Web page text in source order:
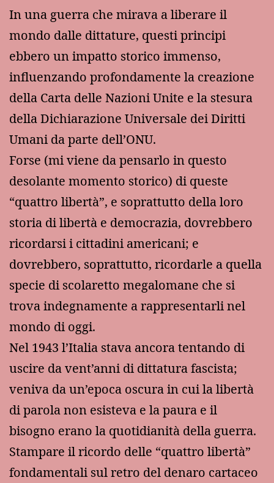
In una guerra che mirava a liberare il
mondo dalle dittature, questi principi
ebbero un impatto storico immenso,
influenzando profondamente la creazione
della Carta delle Nazioni Unite e la stesura
della Dichiarazione Universale dei Diritti
Umani da parte dell’ONU.
Forse (mi viene da pensarlo in questo
desolante momento storico) di queste
“quattro libertà”, e soprattutto della loro
storia di libertà e democrazia, dovrebbero
ricordarsi i cittadini americani; e
dovrebbero, soprattutto, ricordarle a quella
specie di scolaretto megalomane che si
trova indegnamente a rappresentarli nel
mondo di oggi.
Nel 1943 l’Italia stava ancora tentando di
uscire da vent’anni di dittatura fascista;
veniva da un’epoca oscura in cui la libertà
di parola non esisteva e la paura e il
bisogno erano la quotidianità della guerra.
Stampare il ricordo delle “quattro libertà”
fondamentali sul retro del denaro cartaceo